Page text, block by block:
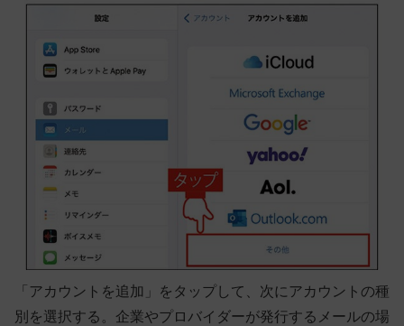
「アカウントを追加」をタップして、次にアカウントの種
別を選択する。企業やプロバイダーが発行するメールの場